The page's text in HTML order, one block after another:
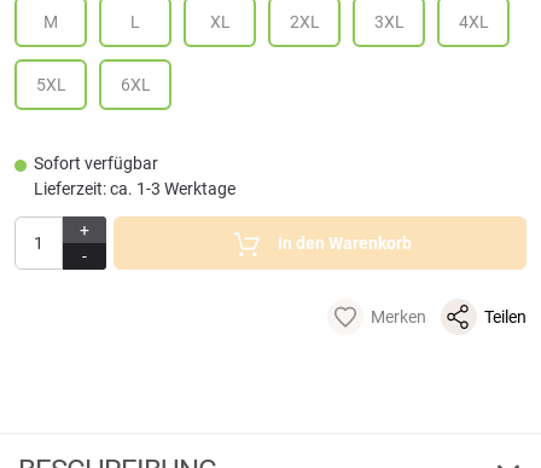
M L XL 2XL 3XL 4XL
5XL 6XL
Sofort verfügbar
Lieferzeit: ca. 1-3 Werktage
+
-
In den Warenkorb
Merken Teilen